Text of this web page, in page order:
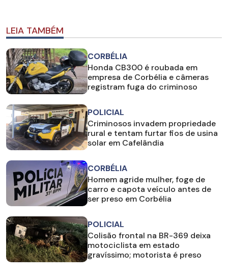
LEIA TAMBÉM
CORBÉLIA
Honda CB300 é roubada em
empresa de Corbélia e câmeras
registram fuga do criminoso
POLICIAL
Criminosos invadem propriedade
rural e tentam furtar fios de usina
solar em Cafelândia
CORBÉLIA
Homem agride mulher, foge de
carro e capota veículo antes de
ser preso em Corbélia
POLICIAL
Colisão frontal na BR-369 deixa
motociclista em estado
gravíssimo; motorista é preso